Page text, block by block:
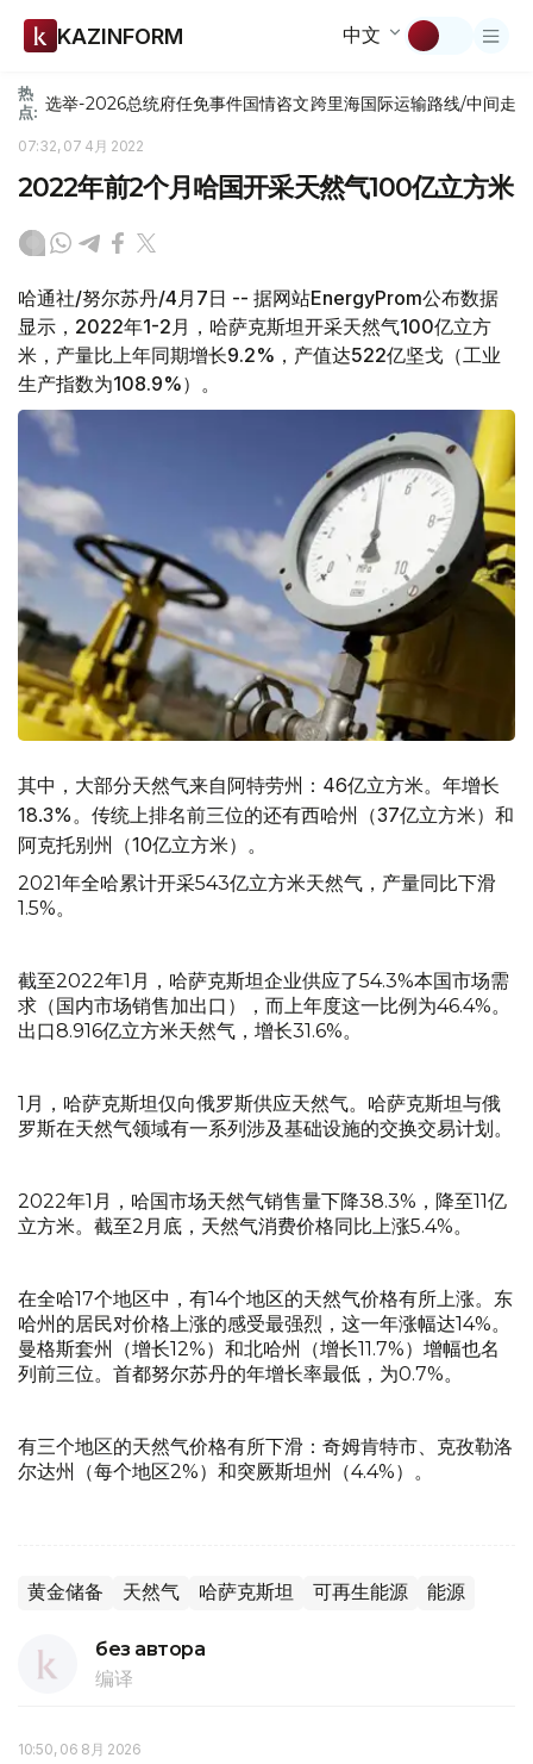
KAZINFORM 中文
热
点: 选举-2026总统府任免事件国情咨文跨里海国际运输路线/中间走廊
07:32, 07 4月 2022
2022年前2个月哈国开采天然气100亿立方米
哈通社/努尔苏丹/4月7日 -- 据网站EnergyProm公布数据
显示，2022年1-2月，哈萨克斯坦开采天然气100亿立方
米，产量比上年同期增长9.2%，产值达522亿坚戈（工业
生产指数为108.9%）。
其中，大部分天然气来自阿特劳州：46亿立方米。年增长
18.3%。传统上排名前三位的还有西哈州（37亿立方米）和
阿克托别州（10亿立方米）。
2021年全哈累计开采543亿立方米天然气，产量同比下滑
1.5%。
截至2022年1月，哈萨克斯坦企业供应了54.3%本国市场需
求（国内市场销售加出口），而上年度这一比例为46.4%。
出口8.916亿立方米天然气，增长31.6%。
1月，哈萨克斯坦仅向俄罗斯供应天然气。哈萨克斯坦与俄
罗斯在天然气领域有一系列涉及基础设施的交换交易计划。
2022年1月，哈国市场天然气销售量下降38.3%，降至11亿
立方米。截至2月底，天然气消费价格同比上涨5.4%。
在全哈17个地区中，有14个地区的天然气价格有所上涨。东
哈州的居民对价格上涨的感受最强烈，这一年涨幅达14%。
曼格斯套州（增长12%）和北哈州（增长11.7%）增幅也名
列前三位。首都努尔苏丹的年增长率最低，为0.7%。
有三个地区的天然气价格有所下滑：奇姆肯特市、克孜勒洛
尔达州（每个地区2%）和突厥斯坦州（4.4%）。
黄金储备 天然气 哈萨克斯坦 可再生能源 能源
без автора
编译
10:50, 06 8月 2026